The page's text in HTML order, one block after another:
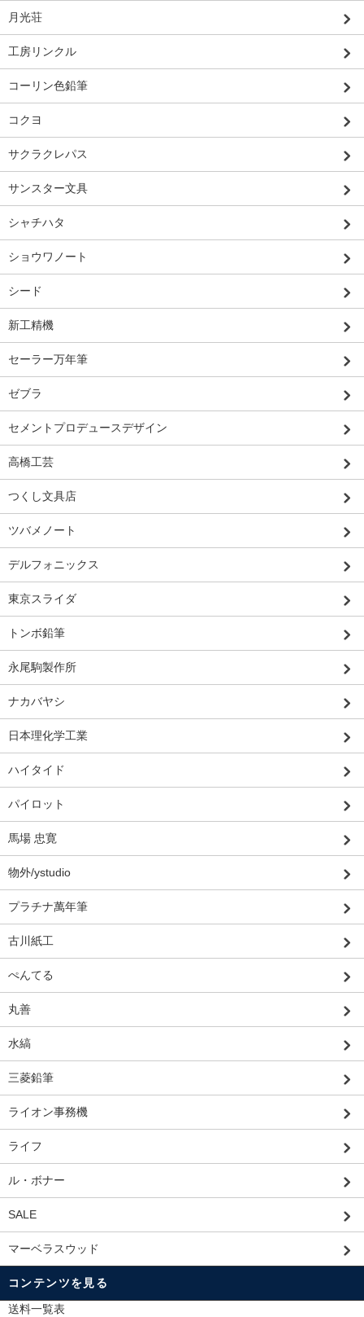
月光荘
工房リンクル
コーリン色鉛筆
コクヨ
サクラクレパス
サンスター文具
シャチハタ
ショウワノート
シード
新工精機
セーラー万年筆
ゼブラ
セメントプロデュースデザイン
高橋工芸
つくし文具店
ツバメノート
デルフォニックス
東京スライダ
トンボ鉛筆
永尾駒製作所
ナカバヤシ
日本理化学工業
ハイタイド
パイロット
馬場 忠寛
物外/ystudio
プラチナ萬年筆
古川紙工
ぺんてる
丸善
水縞
三菱鉛筆
ライオン事務機
ライフ
ル・ボナー
SALE
マーベラスウッド
コンテンツを見る
送料一覧表